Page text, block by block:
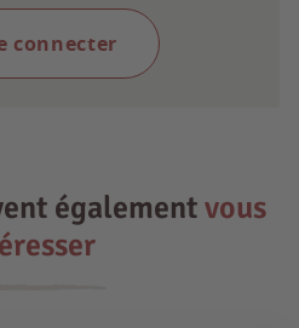
connecter
égalementvous